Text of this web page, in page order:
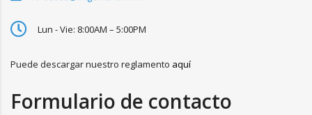
Lun - Vie: 8:00AM – 5:00PM
Puede descargar nuestro reglamento aquí
Formulario de contacto